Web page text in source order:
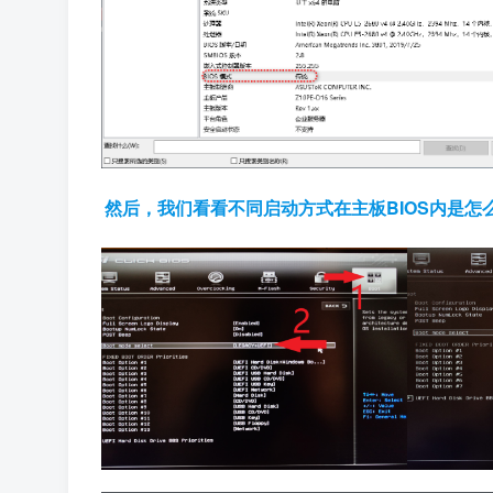
然后，我们看看不同启动方式在主板BIOS内是怎